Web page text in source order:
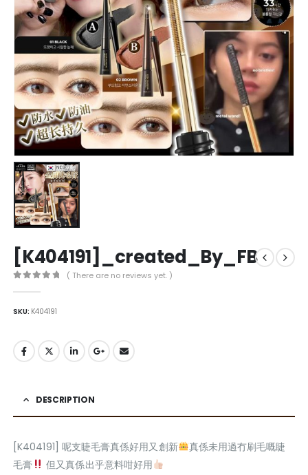
[K404191]_created_By_FB
( There are no reviews yet. )
SKU: K404191
DESCRIPTION
[K404191] 呢支睫毛膏真係好用又創新
真係未用過冇刷毛嘅睫
毛膏
但又真係出乎意料咁好用